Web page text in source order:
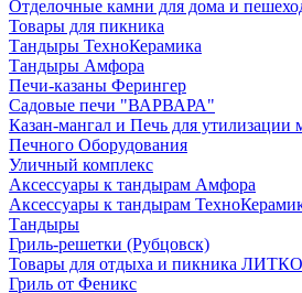
Отделочные камни для дома и
Товары для пикника
Тандыры ТехноКерамика
Тандыры Амфора
Печи-казаны Ферингер
Садовые печи "ВАРВАРА"
Казан-мангал и Печь для утилизации
Печного Оборудования
Уличный комплекс
Аксессуары к тандырам Амфора
Аксессуары к тандырам
Тандыры
Гриль-решетки (Рубцовск)
Товары для отдыха и пикника
Гриль от Феникс